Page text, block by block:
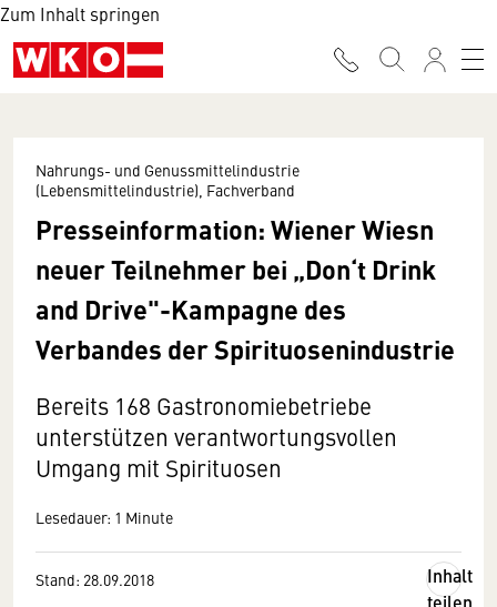
Zum Inhalt springen
Nahrungs- und Genussmittelindustrie
(Lebensmittelindustrie), Fachverband
Presseinformation: Wiener Wiesn
neuer Teilnehmer bei „Don‘t Drink
and Drive"-Kampagne des
Verbandes der Spirituosenindustrie
Bereits 168 Gastronomiebetriebe
unterstützen verantwortungsvollen
Umgang mit Spirituosen
Lesedauer: 1 Minute
Stand: 28.09.2018
Inhalt